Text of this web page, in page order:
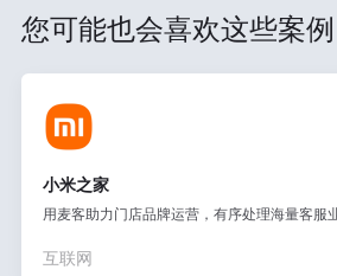
您可能也会喜欢这些案例
小米之家
用麦客助力门店品牌运营，有序处理海量客服
互联网